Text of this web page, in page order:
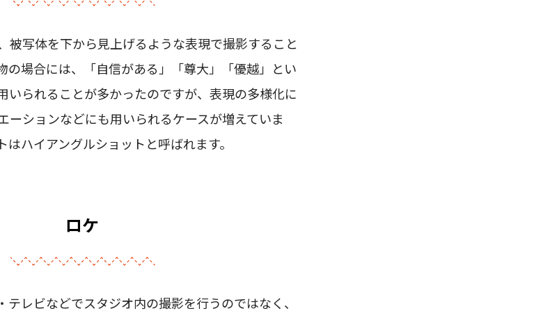
被写体を下から見上げるような表現で撮影すること
の場合には、「自信がある」「尊大」「優越」とい
いられることが多かったのですが、表現の多様化に
ーションなどにも用いられるケースが増えていま
ハイアングルショットと呼ばれます。
ロケ
レビなどでスタジオ内の撮影を行うのではなく、